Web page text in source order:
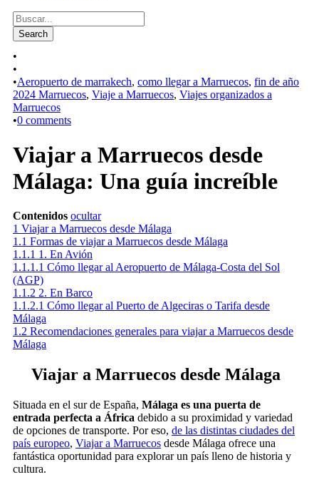
•
•
•Aeropuerto de marrakech, como llegar a Marruecos, fin de año
2024 Marruecos, Viaje a Marruecos, Viajes organizados a
Marruecos
•0 comments
Viajar a Marruecos desde
Málaga: Una guía increíble
Contenidos ocultar
1 Viajar a Marruecos desde Málaga
1.1 Formas de viajar a Marruecos desde Málaga
1.1.1 1. En Avión
1.1.1.1 Cómo llegar al Aeropuerto de Málaga-Costa del Sol
(AGP)
1.1.2 2. En Barco
1.1.2.1 Cómo llegar al Puerto de Algeciras o Tarifa desde
Málaga
1.2 Recomendaciones generales para viajar a Marruecos desde
Málaga
Viajar a Marruecos desde Málaga
Situada en el sur de España, Málaga es una puerta de
entrada perfecta a África debido a su proximidad y variedad
de opciones de transporte. Por eso, de las distintas ciudades del
país europeo, Viajar a Marruecos desde Málaga ofrece una
fantástica oportunidad para explorar un país lleno de historia y
cultura.